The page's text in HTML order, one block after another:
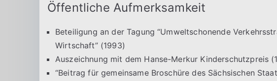
Öffentliche Aufmerksamkeit
Beteiligung an der Tagung “Umweltschonende
Wirtschaft” (1993)
Auszeichnung mit dem Hanse-Merkur Kinderschutzpreis
“Beitrag für gemeinsame Broschüre des Sächsischen